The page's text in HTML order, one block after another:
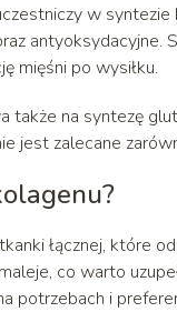
w
mięśni po wysiłku.
także na syntezę
jest zalecane
łącznej, które
co warto
potrzebach i